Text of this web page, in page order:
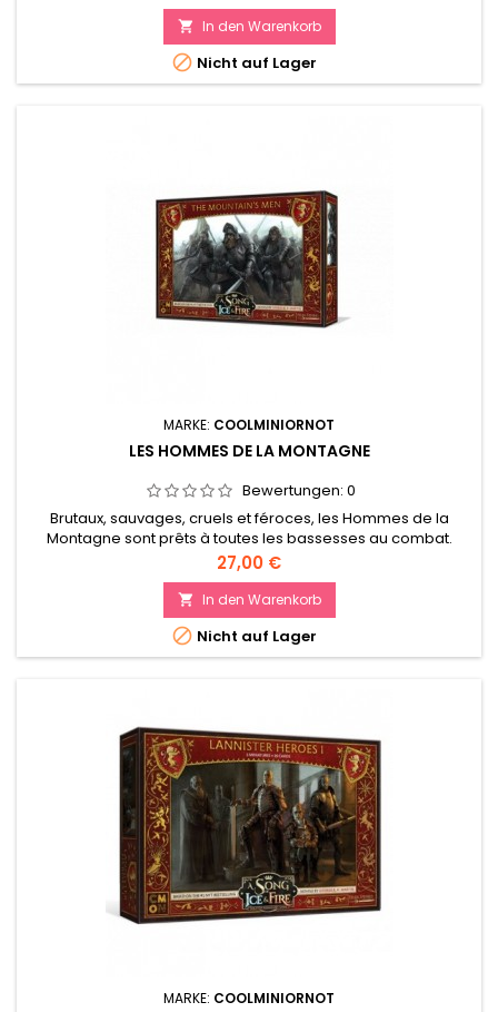
 In den Warenkorb
 Nicht auf Lager
MARKE: COOLMINIORNOT
LES HOMMES DE LA MONTAGNE
Bewertungen: 0
Brutaux, sauvages, cruels et féroces, les Hommes de la
Montagne sont prêts à toutes les bassesses au combat.
Preis
27,00 €
 In den Warenkorb
 Nicht auf Lager
MARKE: COOLMINIORNOT